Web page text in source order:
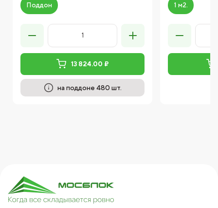
Поддон
13 824.00 ₽
на поддоне 480 шт.
1 м2.